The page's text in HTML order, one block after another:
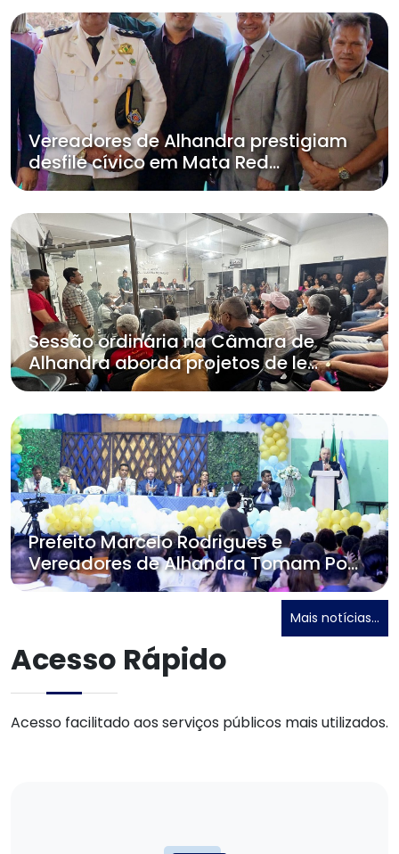
Vereadores de Alhandra prestigiam
desfile cívico em Mata Red...
Sessão ordinária na Câmara de
Alhandra aborda projetos de le...
Prefeito Marcelo Rodrigues e
Vereadores de Alhandra Tomam Po...
Mais notícias...
Acesso Rápido
Acesso facilitado aos serviços públicos mais utilizados.